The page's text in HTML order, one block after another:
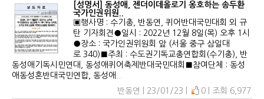
[성명서] 동성애, 젠더이데올로기 옹호하는 송두환
국가인권위원..
▣행사명 : 수기총, 반동연, 퀴어반대국민대회 외 규
탄 기자회견●일시 : 2022년 12월 8일(목) 오후 1시
●장소 : 국가인권위원회 앞 (서울 중구 삼일대
로 340)■주최 : 수도권기독교총연합회(수기총), 반
동성애기독시민연대, 동성애퀴어축제반대국민대회■참여단체 : 동성
애동성혼반대국민연합, 동성애..
반동연 | 23/01/23 |
0 | 조회 6,977